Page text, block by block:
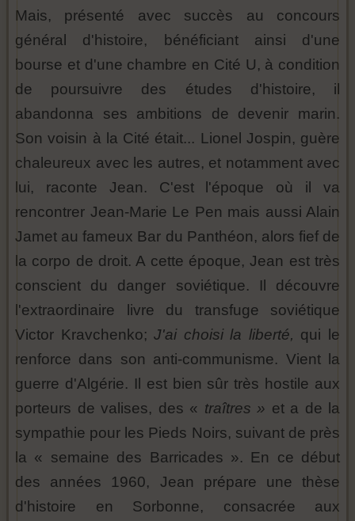
Mais, présenté avec succès au concours
général d'histoire, bénéficiant ainsi d'une
bourse et d'une chambre en Cité U, à condition
de poursuivre des études d'histoire, il
abandonna ses ambitions de devenir marin.
Son voisin à la Cité était... Lionel Jospin, guère
chaleureux avec les autres, et notamment avec
lui, raconte Jean. C'est l'époque où il va
rencontrer Jean-Marie Le Pen mais aussi Alain
Jamet au fameux Bar du Panthéon, alors fief de
la corpo de droit. A cette époque, Jean est très
conscient du danger soviétique. Il découvre
l'extraordinaire livre du transfuge soviétique
Victor Kravchenko;J'ai choisi la liberté, qui le
renforce dans son anti-communisme. Vient la
guerre d'Algérie. Il est bien sûr très hostile aux
porteurs de valises, des « traîtres » et a de la
sympathie pour les Pieds Noirs, suivant de près
la « semaine des Barricades ». En ce début
des années 1960, Jean prépare une thèse
d'histoire en Sorbonne, consacrée aux